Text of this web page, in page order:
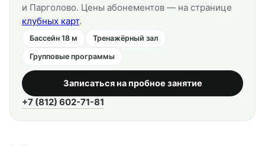
и Парголово. Цены абонементов — на странице
клубных карт.
Бассейн 18 м Тренажёрный зал
Групповые программы
Записаться на пробное занятие
+7 (812) 602-71-81